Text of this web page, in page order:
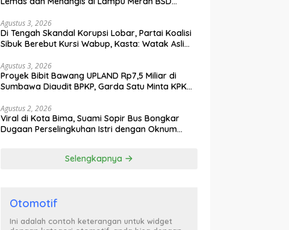
Agustus 3, 2026
Di Tengah Skandal Korupsi Lobar, Partai Koalisi
Sibuk Berebut Kursi Wabup, Kasta: Watak Asli
Agustus 3, 2026
Proyek Bibit Bawang UPLAND Rp7,5 Miliar di
Sumbawa Diaudit BPKP, Garda Satu Minta KPK
Agustus 2, 2026
Viral di Kota Bima, Suami Sopir Bus Bongkar
Dugaan Perselingkuhan Istri dengan Oknum
Selengkapnya
Otomotif
Ini adalah contoh keterangan untuk widget